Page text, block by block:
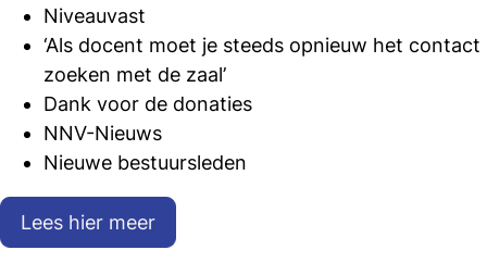
Niveauvast
‘Als docent moet je steeds opnieuw het contact
zoeken met de zaal’
Dank voor de donaties
NNV-Nieuws
Nieuwe bestuursleden
Lees hier meer